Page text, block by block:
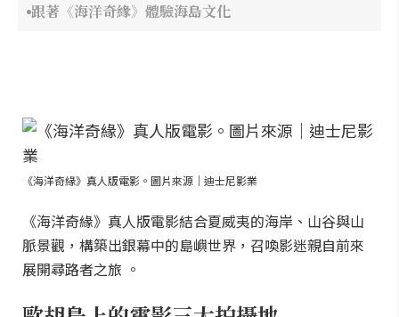
跟著《海洋奇緣》體驗海島文化
《海洋奇緣》真人版電影。圖片來源｜迪士尼影業
《海洋奇緣》真人版電影結合夏威夷的海岸、山谷與山
脈景觀，構築出銀幕中的島嶼世界，召喚影迷親自前來
展開尋路者之旅 。